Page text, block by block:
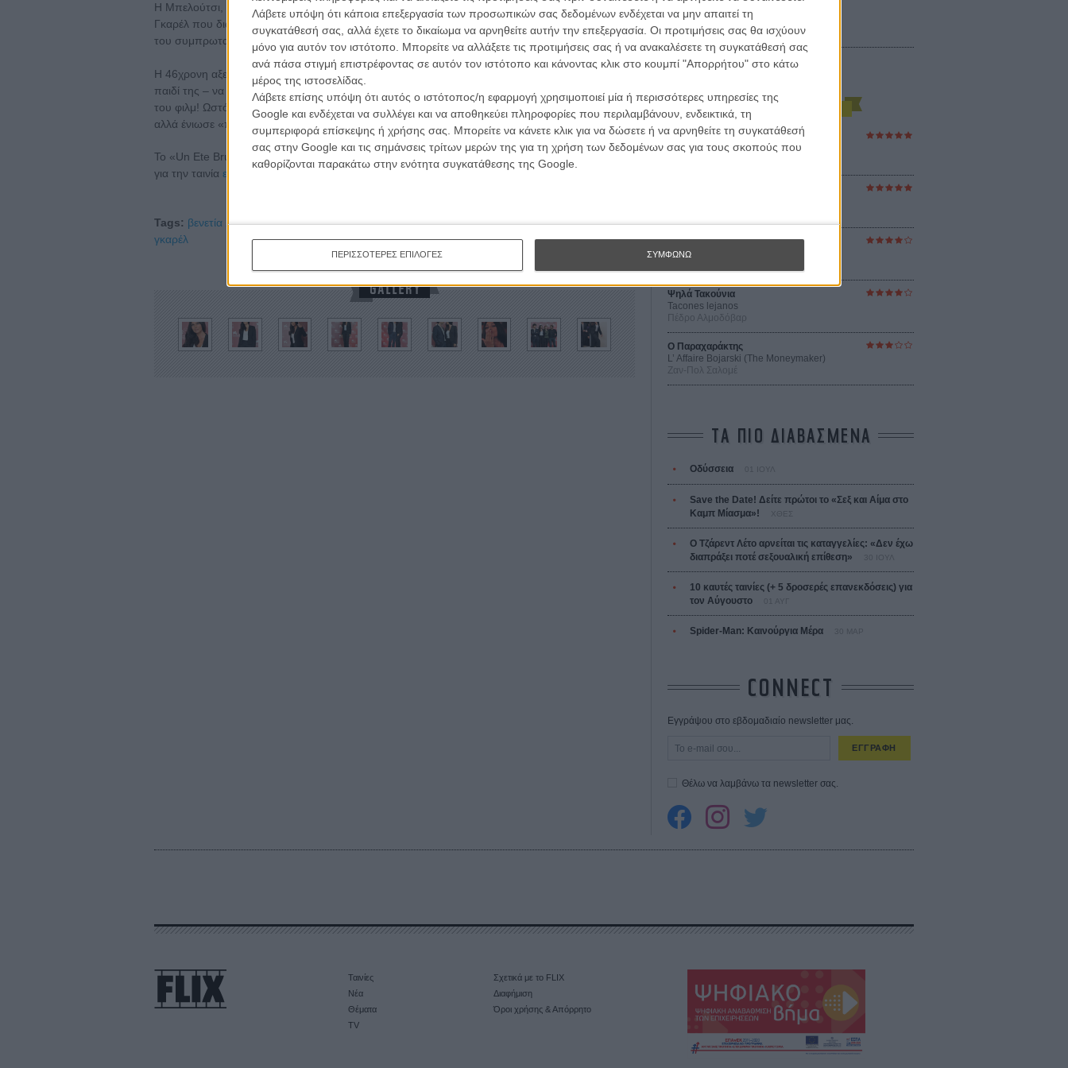
Λάβετε υπόψη ότι κάποια επεξεργασία των προσωπικών σας δεδομένων ενδέχεται να μην απαιτεί τη
συγκατάθεσή σας, αλλά έχετε το δικαίωμα να αρνηθείτε αυτήν την επεξεργασία. Οι προτιμήσεις σας θα ισχύουν
μόνο για αυτόν τον ιστότοπο. Μπορείτε να αλλάξετε τις προτιμήσεις σας ή να ανακαλέσετε τη συγκατάθεσή σας
ανά πάσα στιγμή επιστρέφοντας σε αυτόν τον ιστότοπο και κάνοντας κλικ στο κουμπί "Απορρήτου" στο κάτω
μέρος της ιστοσελίδας.
Λάβετε επίσης υπόψη ότι αυτός ο ιστότοπος/η εφαρμογή χρησιμοποιεί μία ή περισσότερες υπηρεσίες της
Google και ενδέχεται να συλλέγει και να αποθηκεύει πληροφορίες που περιλαμβάνουν, ενδεικτικά, τη
συμπεριφορά επίσκεψης ή χρήσης σας. Μπορείτε να κάνετε κλικ για να δώσετε ή να αρνηθείτε τη συγκατάθεσή
σας στην Google και τις σημάνσεις τρίτων μερών της για τη χρήση των δεδομένων σας για τους σκοπούς που
καθορίζονται παρακάτω στην ενότητα συγκατάθεσης της Google.
ΠΕΡΙΣΣΟΤΕΡΕΣ ΕΠΙΛΟΓΕΣ ΣΥΜΦΩΝΩ
Η Μπελούτσι, από την άλλη, προτίμησε να σχολιάσει τη μεγάλη αγάπη μεταξύ πατέρα και υιού
Γκαρέλ που διαπίστωσε στη διάρκεια της δημιουργίας της ταινίας, αλλά και το μεγάλο ταλέντο
του συμπρωταγωνιστή της, Λουί, που έβγαλε τις περισσότερες σκηνές του με μία μόνο λήψη.
Η 46χρονη αξεπέραστη καλλονή, γύρισε την ταινία μόλις ένα μήνα αφότου γέννησε το δεύτερο
παιδί της – να το θυμάστε αυτό όταν θα βλέπετε το ολόγυμνο σώμα της στην ερωτική σκηνή
του φιλμ! Ωστόσο, δεν αισθάνθηκε κανένα άγχος στα χέρια του πατέρα και του υιού Γκαρέλ,
αλλά ένιωσε «προστατευμένη και ασφαλής».
Το «Un Ete Brulant» έχει την επίσημη πρεμιέρα του στη Βενετία απόψε. Διαβάστε περισσότερα
για την ταινία εδώ
Tags: βενετία 2011, ένα καυτό καλοκαίρι, Un Ete Brulant, μόνικα μπελούτσι, λουί γκαρέλ, φιλίπ
γκαρέλ
Οι Αρμονίες Βερκμάιστερ
Werckmeister Harmonies
Οδύσσεια
The Odyssey
Ψηλά Τακούνια
Tacones lejanos
Πέδρο Αλμοδόβαρ
Ο Παραχαράκτης
L’ Affaire Bojarski (The Moneymaker)
Ζαν-Πολ Σαλομέ
ΤΑ ΠΙΟ ΔΙΑΒΑΣΜΕΝΑ
Οδύσσεια
Save the Date! Δείτε πρώτοι το «Σεξ και Αίμα στο
Καμπ Μίασμα»!
ΧΘΕΣ
Ο Τζάρεντ Λέτο αρνείται τις καταγγελίες: «Δεν έχω
διαπράξει ποτέ σεξουαλική επίθεση»
10 καυτές ταινίες (+ 5 δροσερές επανεκδόσεις) για
τον Αύγουστο
Spider-Man: Καινούργια Μέρα 30 ΜΑΡ
CONNECT
Εγγράψου στο εβδομαδιαίο newsletter μας.
ΕΓΓΡΑΦΗ
Θέλω να λαμβάνω τα newsletter σας.
Ταινίες
Νέα
Θέματα
TV
Σχετικά με το FLIX
Διαφήμιση
Όροι χρήσης & Απόρρητο